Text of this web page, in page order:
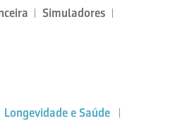
Simuladores
Longevidade e Saúde